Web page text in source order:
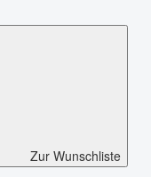
Zur Wunschliste